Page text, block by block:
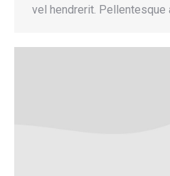
vel hendrerit. Pellentesque